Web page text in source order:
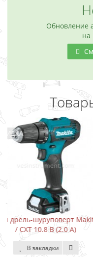
Обновление
на
-5%
Аккумуляторный